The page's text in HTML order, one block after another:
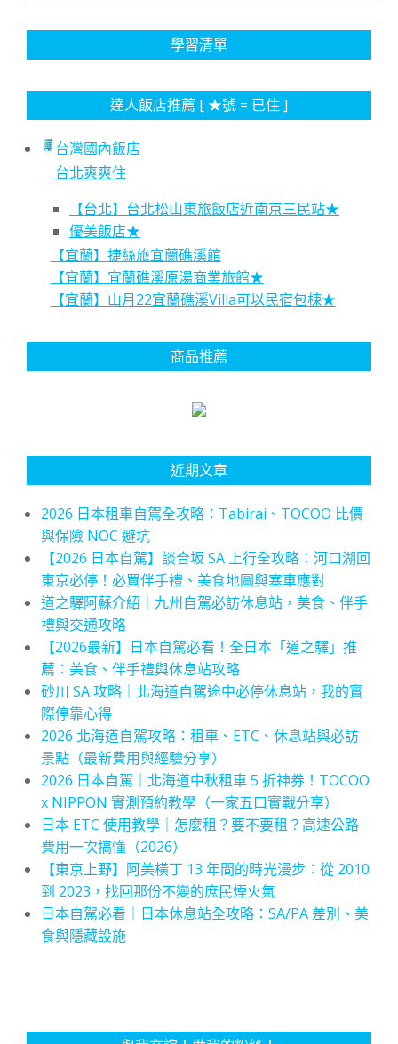
學習清單
達人飯店推薦 [ ★號 = 已住 ]
台灣國內飯店
台北爽爽住
【台北】台北松山東旅飯店近南京三民站★
優美飯店★
【宜蘭】捷絲旅宜蘭礁溪館
【宜蘭】宜蘭礁溪原湯商業旅館★
【宜蘭】山月22宜蘭礁溪Villa可以民宿包棟★
商品推薦
近期文章
2026 日本租車自駕全攻略：Tabirai、TOCOO 比價
與保險 NOC 避坑
【2026 日本自駕】談合坂 SA 上行全攻略：河口湖回
東京必停！必買伴手禮、美食地圖與塞車應對
道之驛阿蘇介紹｜九州自駕必訪休息站，美食、伴手
禮與交通攻略
【2026最新】日本自駕必看！全日本「道之驛」推
薦：美食、伴手禮與休息站攻略
砂川 SA 攻略｜北海道自駕途中必停休息站，我的實
際停靠心得
2026 北海道自駕攻略：租車、ETC、休息站與必訪
景點（最新費用與經驗分享）
2026 日本自駕｜北海道中秋租車 5 折神券！TOCOO
x NIPPON 實測預約教學（一家五口實戰分享）
日本 ETC 使用教學｜怎麼租？要不要租？高速公路
費用一次搞懂（2026）
【東京上野】阿美橫丁 13 年間的時光漫步：從 2010
到 2023，找回那份不變的庶民煙火氣
日本自駕必看｜日本休息站全攻略：SA/PA 差別、美
食與隱藏設施